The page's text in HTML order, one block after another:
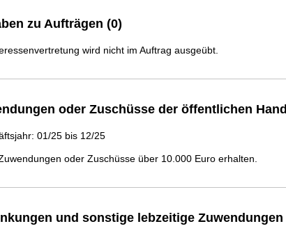
zu Aufträgen (0)
wird nicht im Auftrag ausgeübt.
oder Zuschüsse der öffentlichen Hand
01/25 bis 12/25
oder Zuschüsse über 10.000 Euro erhalten.
und sonstige lebzeitige Zuwendungen